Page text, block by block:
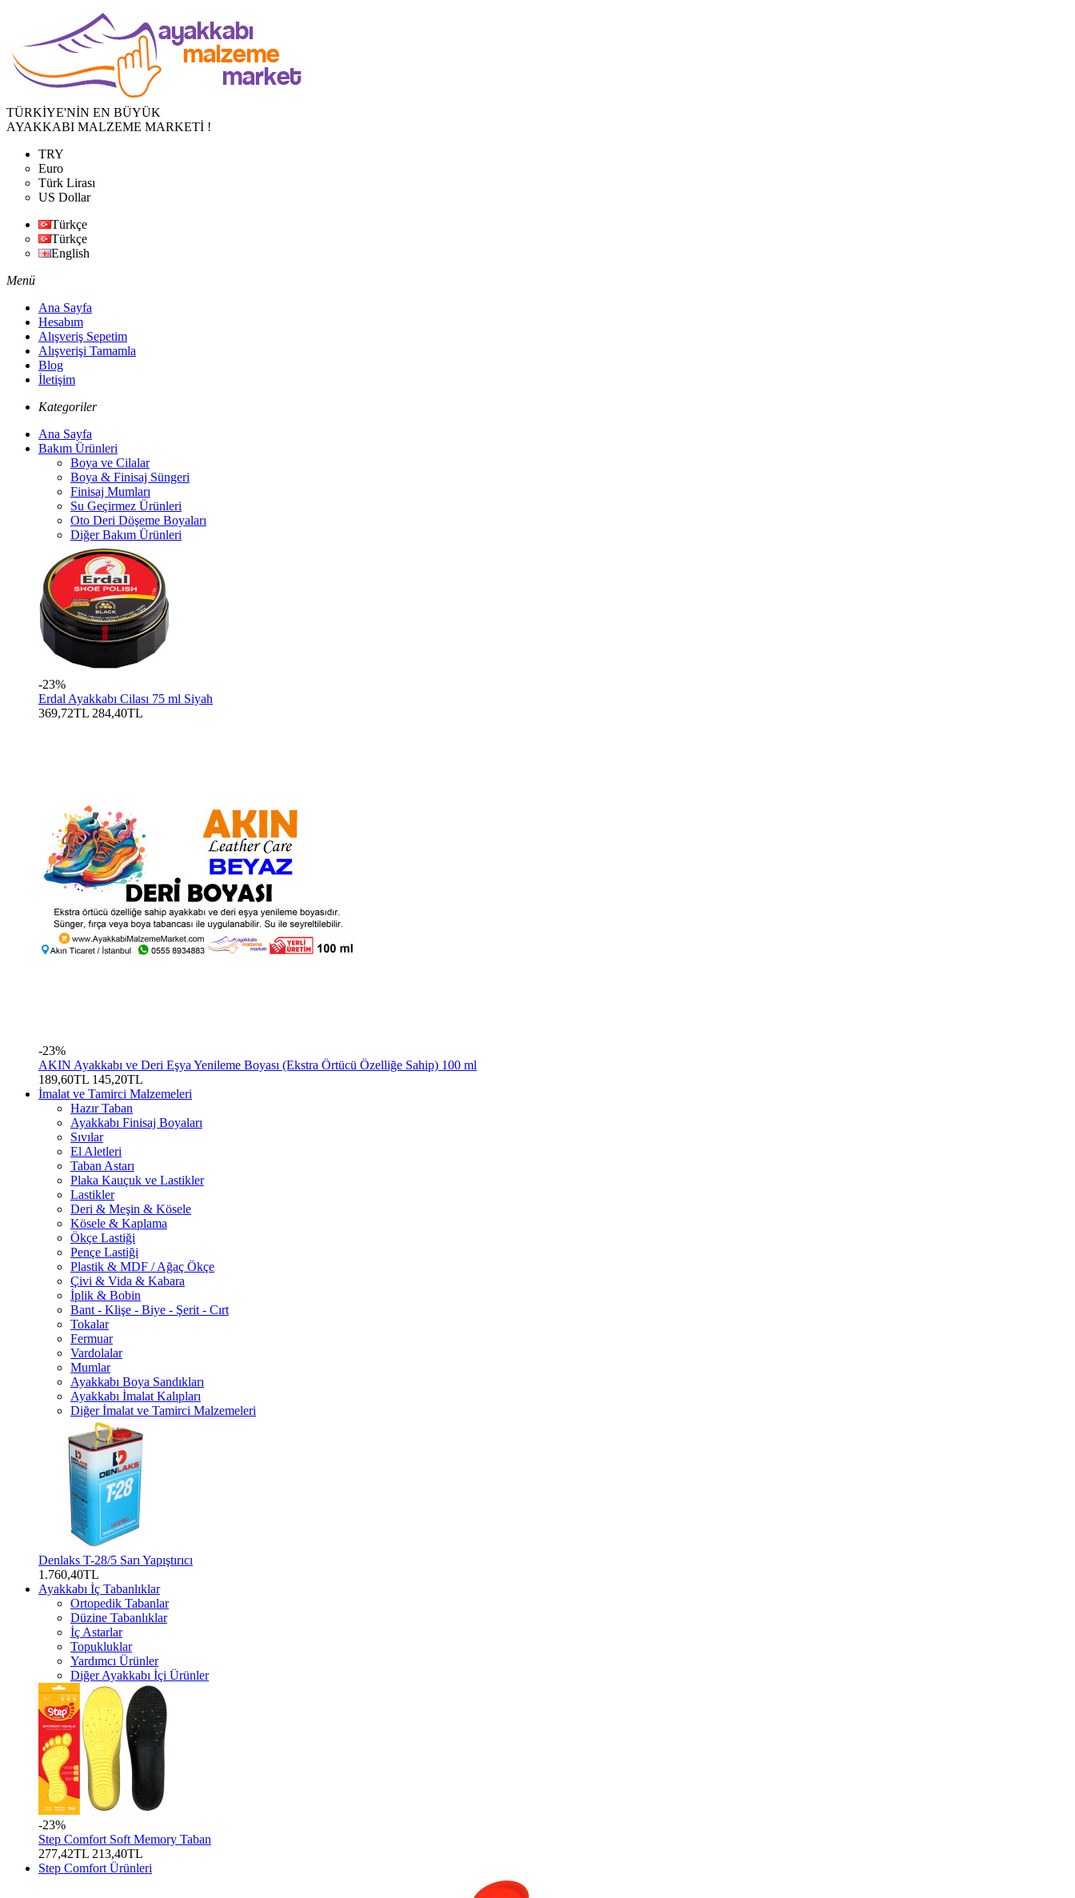
TÜRKİYE'NİN EN BÜYÜK
AYAKKABI MALZEME MARKETİ !
TRY
Euro
Türk Lirası
US Dollar
Türkçe
Türkçe
English
Menü
Ana Sayfa
Hesabım
Alışveriş Sepetim
Alışverişi Tamamla
Blog
İletişim
Kategoriler
Ana Sayfa
Bakım Ürünleri
Boya ve Cilalar
Boya & Finisaj Süngeri
Finisaj Mumları
Su Geçirmez Ürünleri
Oto Deri Döşeme Boyaları
Diğer Bakım Ürünleri
-23%
Erdal Ayakkabı Cilası 75 ml Siyah
369,72TL 284,40TL
-23%
AKIN Ayakkabı ve Deri Eşya Yenileme Boyası (Ekstra Örtücü Özelliğe Sahip) 100 ml
189,60TL 145,20TL
İmalat ve Tamirci Malzemeleri
Hazır Taban
Ayakkabı Finisaj Boyaları
Sıvılar
El Aletleri
Taban Astarı
Plaka Kauçuk ve Lastikler
Lastikler
Deri & Meşin & Kösele
Kösele & Kaplama
Ökçe Lastiği
Pençe Lastiği
Plastik & MDF / Ağaç Ökçe
Çivi & Vida & Kabara
İplik & Bobin
Bant - Klişe - Biye - Şerit - Cırt
Tokalar
Fermuar
Vardolalar
Mumlar
Ayakkabı Boya Sandıkları
Ayakkabı İmalat Kalıpları
Diğer İmalat ve Tamirci Malzemeleri
Denlaks T-28/5 Sarı Yapıştırıcı
1.760,40TL
Ayakkabı İç Tabanlıklar
Ortopedik Tabanlar
Düzine Tabanlıklar
İç Astarlar
Topukluklar
Yardımcı Ürünler
Diğer Ayakkabı İçi Ürünler
-23%
Step Comfort Soft Memory Taban
277,42TL 213,40TL
Step Comfort Ürünleri